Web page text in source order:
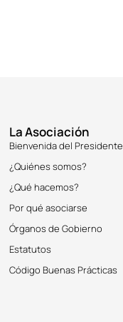
La Asociación
Bienvenida del Presidente
¿Quiénes somos?
¿Qué hacemos?
Por qué asociarse
Órganos de Gobierno
Estatutos
Código Buenas Prácticas